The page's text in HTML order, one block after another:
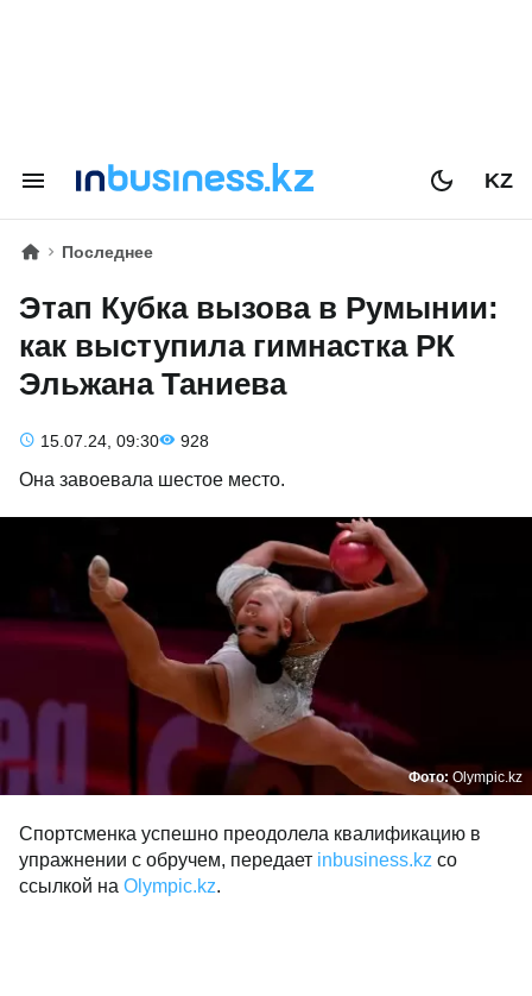
KZ
Последнее
Этап Кубка вызова в Румынии:
как выступила гимнастка РК
Эльжана Таниева
15.07.24, 09:30 928
Она завоевала шестое место.
Фото: Olympic.kz
Спортсменка успешно преодолела квалификацию в
упражнении с обручем, передает inbusiness.kz со
ссылкой на Оlympic.kz.